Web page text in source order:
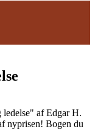
af Edgar H.
nyprisen! Bogen du